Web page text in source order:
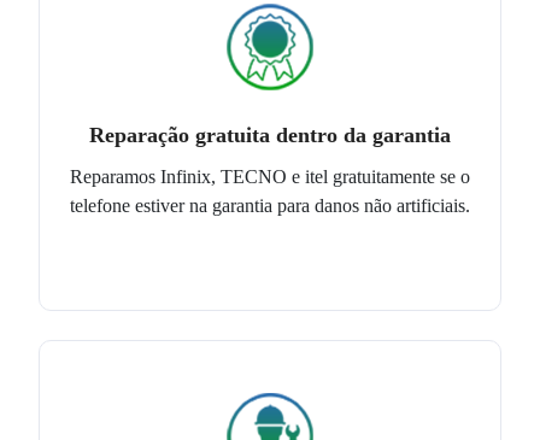
Reparação gratuita dentro da garantia
Reparamos Infinix, TECNO e itel gratuitamente se o
telefone estiver na garantia para danos não artificiais.